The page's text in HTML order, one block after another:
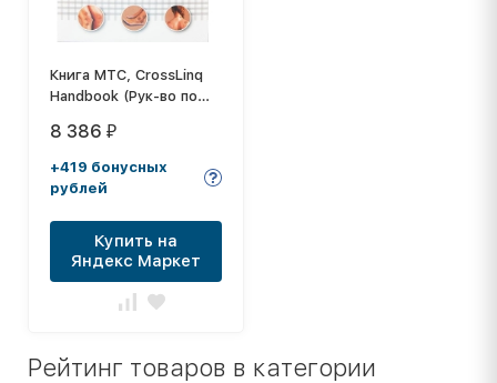
Книга MTC, CrossLinq
Handbook (Рук-во по
англ. язык, Автор Olaf
Kandt, 364 стр.
8 386₽
+419 бонусных
рублей
Купить на
Яндекс Маркет
Рейтинг товаров в категории